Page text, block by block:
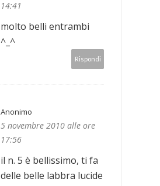
14:41
molto belli entrambi
^_^
Rispondi
Anonimo
5 novembre 2010 alle ore
17:56
il n. 5 è bellissimo, ti fa
delle belle labbra lucide